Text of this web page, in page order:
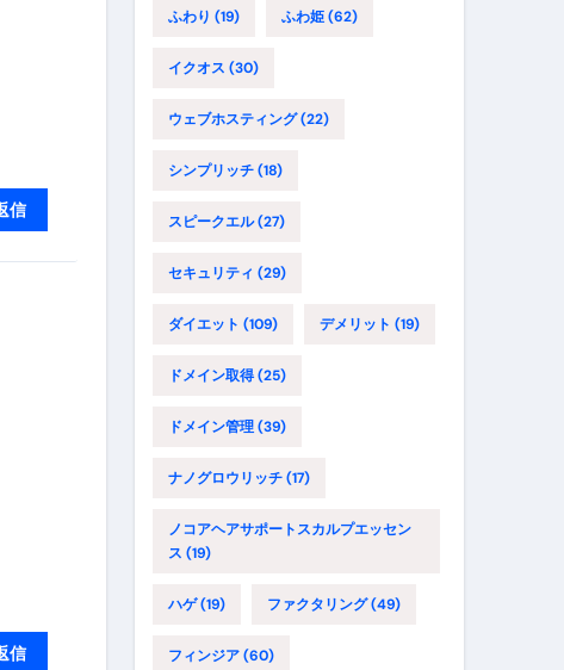
信
信
ふわり (19) ふわ姫(62)
イクオス (30)
ウェブホスティング(22)
シンプリッチ(18)
スピークエル(27)
セキュリティ (29)
ダイエット (109) デメリット (19)
ドメイン取得(25)
ドメイン管理(39)
ナノグロウリッチ(17)
ノコアヘアサポートスカルプエッセン
ス (19)
ハゲ(19) ファクタリング(49)
フィンジア(60)